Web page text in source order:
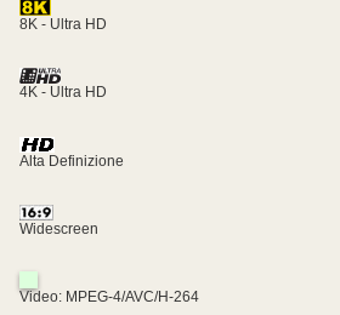
8K - Ultra HD
4K - Ultra HD
Alta Definizione
Widescreen
Video: MPEG-4/AVC/H-264